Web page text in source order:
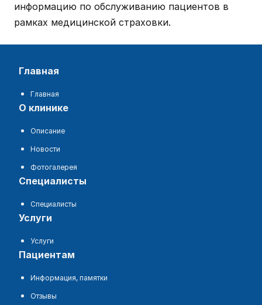
информацию по обслуживанию пациентов в
рамках медицинской страховки.
главная
Главная
о клинике
Описание
Новости
Фотогалерея
специалисты
Специалисты
услуги
Услуги
пациентам
Информация, памятки
Отзывы